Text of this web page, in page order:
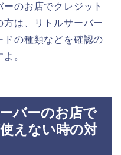
のお店でクレジット
方は、リトルサーバー
の種類などを確認の
。
バーのお店で
えない時の対